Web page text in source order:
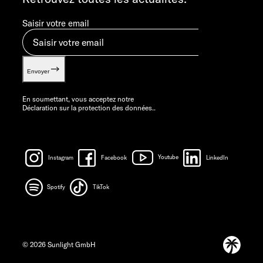
Saisir votre email
Envoyer
En soumettant, vous acceptez notre
Déclaration sur la protection des données..
Instagram Facebook Youtube LinkedIn
Spotify TikTok
© 2026 Sunlight GmbH